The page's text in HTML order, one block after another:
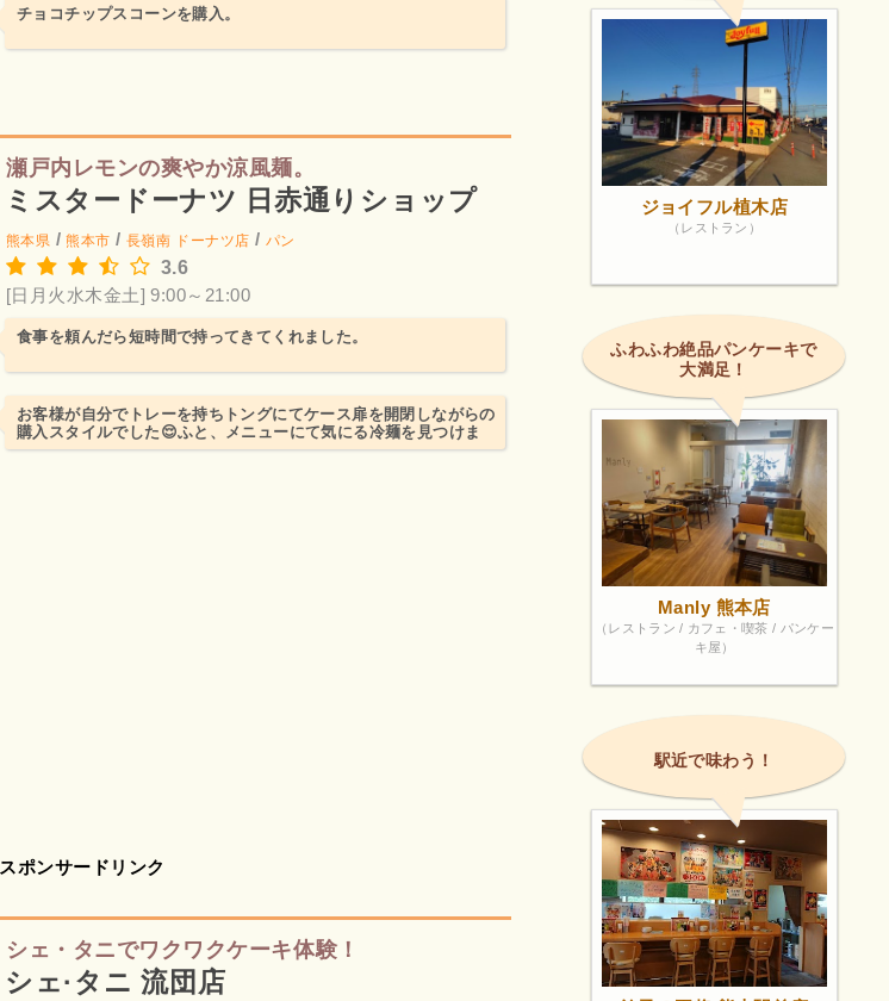
チョコチップスコーンを購入。
瀬戸内レモンの爽やか涼風麺。
ミスタードーナツ 日赤通りショップ
熊本県 /熊本市 / 長嶺南 ドーナツ店 / パン
3.6
[日月火水木金土] 9:00～21:00
食事を頼んだら短時間で持ってきてくれました。
お客様が自分でトレーを持ちトングにてケース扉を開閉しながらの
購入スタイルでした😌ふと、メニューにて気にる冷麺を見つけま
して、テイクアウトのつ...
スポンサードリンク
シェ・タニでワクワクケーキ体験！
シェ·タニ 流団店
ジョイフル植木店
（レストラン）
ふわふわ絶品パンケーキで
大満足！
Manly 熊本店
（レストラン / カフェ・喫茶 / パンケー
キ屋）
駅近で味わう！